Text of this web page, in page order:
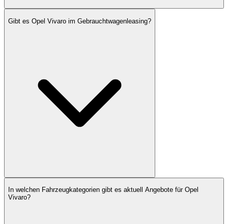
Gibt es Opel Vivaro im Gebrauchtwagenleasing?
In welchen Fahrzeugkategorien gibt es aktuell Angebote für Opel
Vivaro?